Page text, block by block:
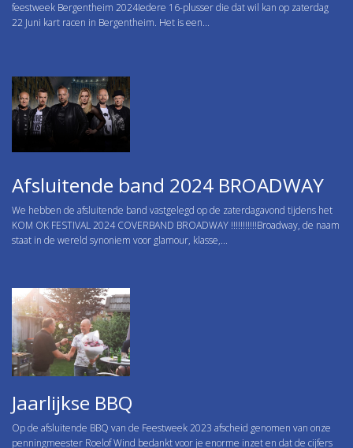
feestweek Bergentheim 2024Iedere 16-plusser die dat wil kan op zaterdag
22 Juni kart racen in Bergentheim. Het is een...
Afsluitende band 2024 BROADWAY
We hebben de afsluitende band vastgelegd op de zaterdagavond tijdens het
KOM OK FESTIVAL 2024 COVERBAND BROADWAY !!!!!!!!!!!Broadway, de naam
staat in de wereld synoniem voor glamour, klasse,...
Jaarlijkse BBQ
Op de afsluitende BBQ van de Feestweek 2023 afscheid genomen van onze
penningmeester Roelof Wind bedankt voor je enorme inzet en dat de cijfers